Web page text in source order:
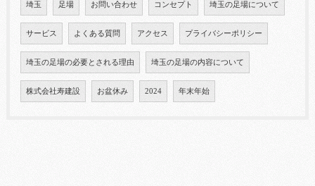
埼玉 足場 お問い合わせ コンセプト 埼玉の足場について
サービス よくある質問 アクセス プライバシーポリシー
埼玉の足場の必要とされる理由 埼玉の足場の内容について
株式会社寿建設 お盆休み 2024 年末年始